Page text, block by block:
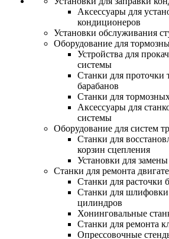
Аксессуары для
кондиционеров
Установки обслуживания
Оборудование для
Устройства для
системы
Станки для проточки
барабанов
Станки для
Аксессуары для
системы
Оборудование для систем
Станки для
корзин сцепления
Установки для
Станки для ремонта
Станки для расточки
Станки для
цилиндров
Хонинговальные
Станки для ремонта
Опрессовочные